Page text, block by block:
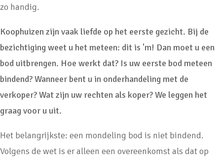
zo handig.
Koophuizen zijn vaak liefde op het eerste gezicht. Bij de
bezichtiging weet u het meteen: dit is 'm! Dan moet u een
bod uitbrengen. Hoe werkt dat? Is uw eerste bod meteen
bindend? Wanneer bent u in onderhandeling met de
verkoper? Wat zijn uw rechten als koper? We leggen het
graag voor u uit.
Het belangrijkste: een mondeling bod is niet bindend.
Volgens de wet is er alleen een overeenkomst als dat op